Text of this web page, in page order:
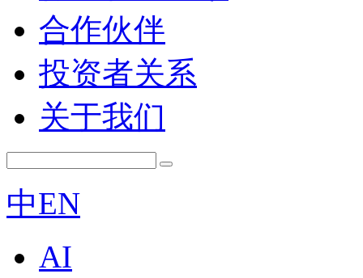
合作伙伴
投资者关系
关于我们
中EN
AI